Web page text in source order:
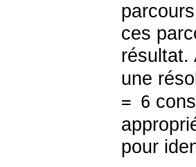
ces
résultat.
une
= 6
pour